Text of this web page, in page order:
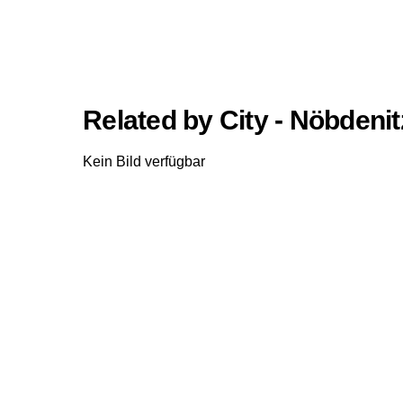
Related by City -
Kein Bild verfügbar